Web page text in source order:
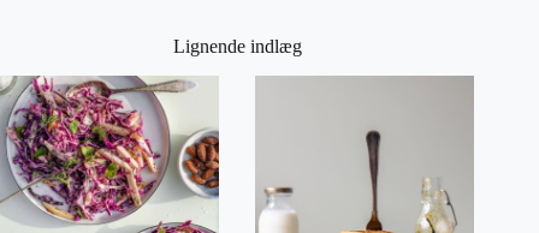
Lignende indlæg